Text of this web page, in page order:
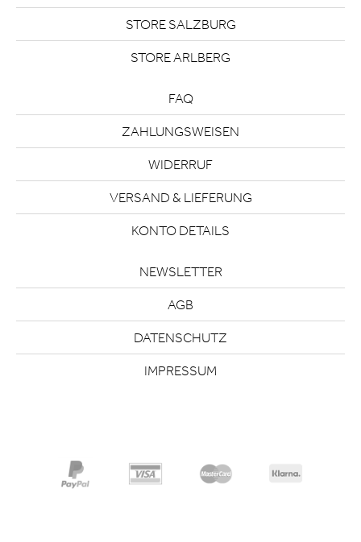
STORE SALZBURG
STORE ARLBERG
FAQ
ZAHLUNGSWEISEN
WIDERRUF
VERSAND & LIEFERUNG
KONTO DETAILS
NEWSLETTER
AGB
DATENSCHUTZ
IMPRESSUM